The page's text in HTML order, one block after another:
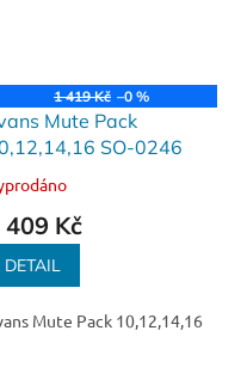
1 419 Kč –0 %
Mute Pack
SO-0246
409 Kč
DETAIL
Mute Pack 10,12,14,16